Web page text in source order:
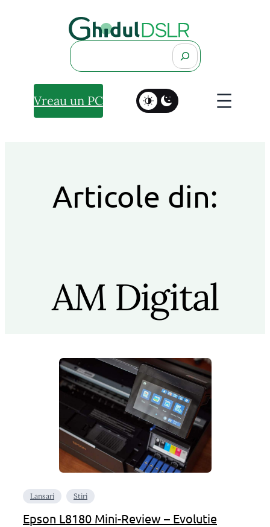
Search
Vreau un PC
Articole din:
AM Digital
Lansari Stiri
Epson L8180 Mini-Review – Evolutie